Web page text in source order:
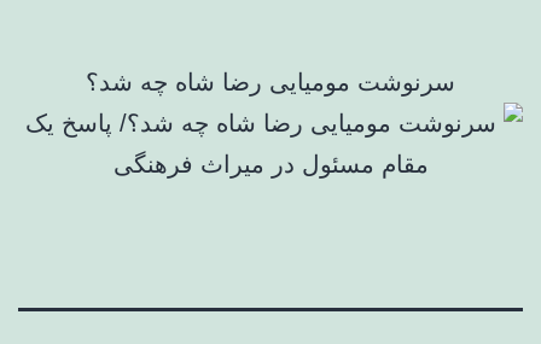
سرنوشت مومیایی رضا شاه چه شد؟